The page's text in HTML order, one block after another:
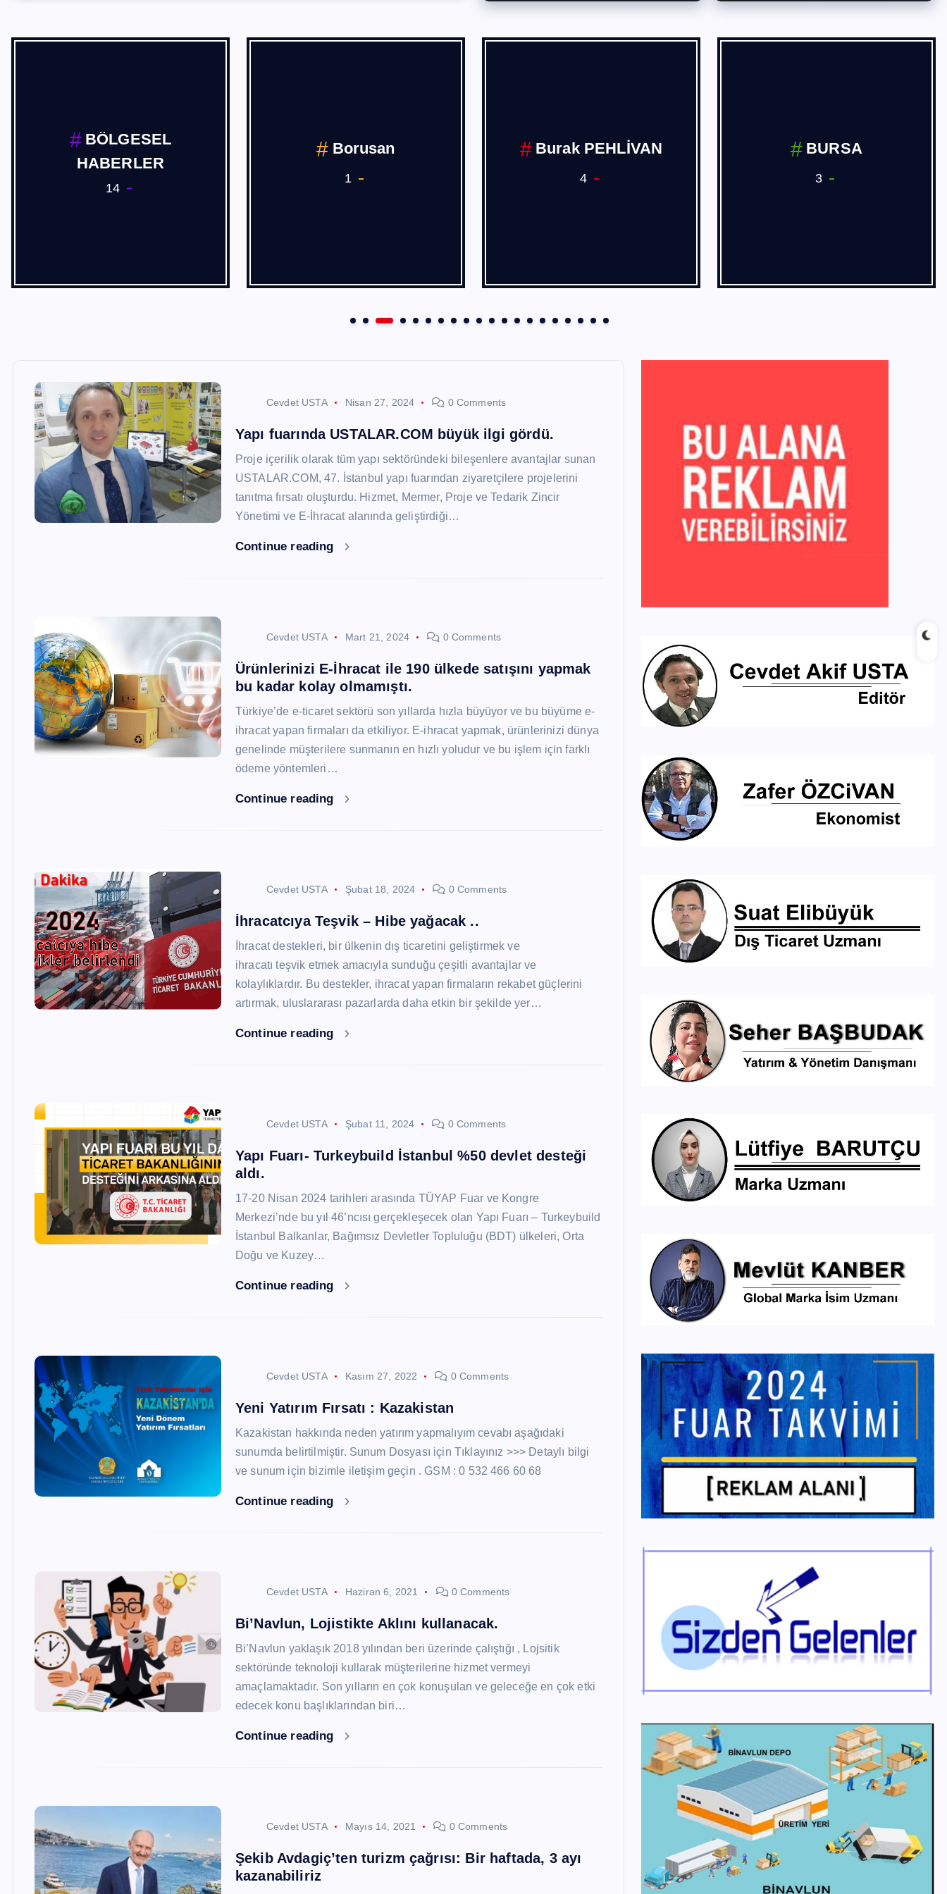
BÖLGESEL
HABERLER
14
Borusan
1
Burak PEHLİVAN
4
BURSA
3
Cevdet USTA Nisan 27, 2024 0 Comments
Yapı fuarında USTALAR.COM büyük ilgi gördü.
Proje içerilik olarak tüm yapı sektöründeki bileşenlere avantajlar sunan
USTALAR.COM, 47. İstanbul yapı fuarından ziyaretçilere projelerini
tanıtma fırsatı oluşturdu. Hizmet, Mermer, Proje ve Tedarik Zincir
Yönetimi ve E-İhracat alanında geliştirdiği…
Continue reading
Cevdet USTA Mart 21, 2024 0 Comments
Ürünlerinizi E-İhracat ile 190 ülkede satışını yapmak
bu kadar kolay olmamıştı.
Türkiye’de e-ticaret sektörü son yıllarda hızla büyüyor ve bu büyüme e-
ihracat yapan firmaları da etkiliyor. E-ihracat yapmak, ürünlerinizi dünya
genelinde müşterilere sunmanın en hızlı yoludur ve bu işlem için farklı
ödeme yöntemleri…
Continue reading
Cevdet USTA Şubat 18, 2024 0 Comments
İhracatcıya Teşvik – Hibe yağacak ..
İhracat destekleri, bir ülkenin dış ticaretini geliştirmek ve
ihracatı teşvik etmek amacıyla sunduğu çeşitli avantajlar ve
kolaylıklardır. Bu destekler, ihracat yapan firmaların rekabet güçlerini
artırmak, uluslararası pazarlarda daha etkin bir şekilde yer…
Continue reading
Cevdet USTA Şubat 11, 2024 0 Comments
Yapı Fuarı- Turkeybuild İstanbul %50 devlet desteği
aldı.
17-20 Nisan 2024 tarihleri arasında TÜYAP Fuar ve Kongre
Merkezi’nde bu yıl 46’ncısı gerçekleşecek olan Yapı Fuarı – Turkeybuild
İstanbul Balkanlar, Bağımsız Devletler Topluluğu (BDT) ülkeleri, Orta
Doğu ve Kuzey…
Continue reading
Cevdet USTA Kasım 27, 2022 0 Comments
Yeni Yatırım Fırsatı : Kazakistan
Kazakistan hakkında neden yatırım yapmalıyım cevabı aşağıdaki
sunumda belirtilmiştir. Sunum Dosyası için Tıklayınız >>> Detaylı bilgi
ve sunum için bizimle iletişim geçin . GSM : 0 532 466 60 68
Continue reading
Cevdet USTA Haziran 6, 2021 0 Comments
Bi’Navlun, Lojistikte Aklını kullanacak.
Bi’Navlun yaklaşık 2018 yılından beri üzerinde çalıştığı , Lojsitik
sektöründe teknoloji kullarak müşterilerine hizmet vermeyi
amaçlamaktadır. Son yılların en çok konuşulan ve geleceğe en çok etki
edecek konu başlıklarından biri…
Continue reading
Cevdet USTA Mayıs 14, 2021 0 Comments
Şekib Avdagiç’ten turizm çağrısı: Bir haftada, 3 ayı
kazanabiliriz